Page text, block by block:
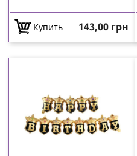
Купить Цена
143,00 грн